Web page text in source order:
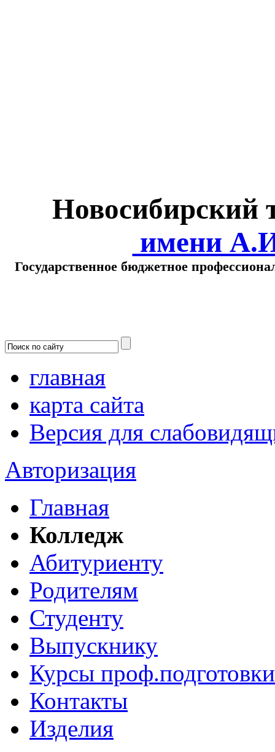
Новосибирский
имени
Государственное бюджетное
главная
карта сайта
Версия для
Авторизация
Главная
Колледж
Абитуриенту
Родителям
Студенту
Выпускнику
Курсы проф.подготовки
Контакты
Изделия